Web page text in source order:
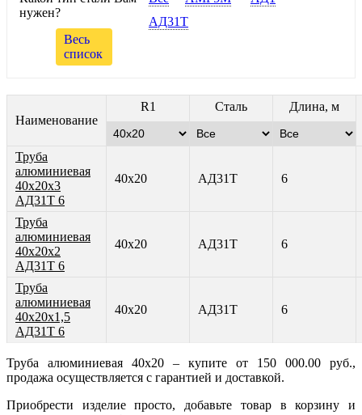
нужен?
Весь
список
АД31Т
Наименование
R1 Сталь Длина, м
Труба
алюминиевая
40х20х3
АД31Т 6
40х20 АД31Т 6
Труба
алюминиевая
40х20х2
АД31Т 6
40х20 АД31Т 6
Труба
алюминиевая
40х20х1,5
АД31Т 6
40х20 АД31Т 6
Труба алюминиевая 40х20 – купите от 150 000.00 руб.,
продажа осуществляется с гарантией и доставкой.
Приобрести изделие просто, добавьте товар в корзину и